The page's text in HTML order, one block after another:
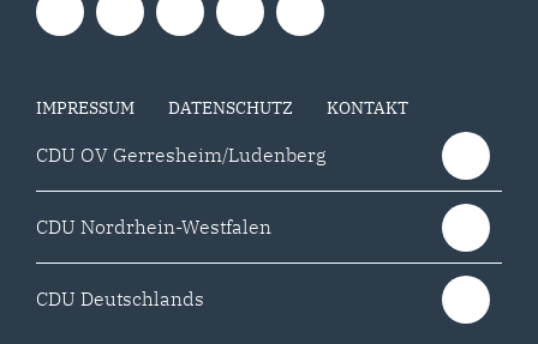
IMPRESSUM DATENSCHUTZ KONTAKT
CDU OV Gerresheim/Ludenberg
CDU Nordrhein-Westfalen
CDU Deutschlands